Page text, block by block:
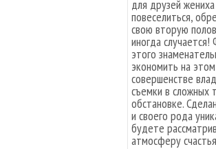
для друзей
повеселиться,
свою вторую
иногда
этого
экономить на
совершенстве
съемки в сложных
обстановке.
и своего рода
будете
атмосферу